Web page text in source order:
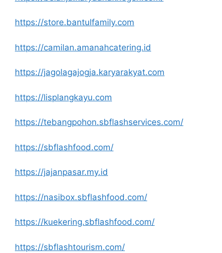
https://store.bantulfamily.com
https://camilan.amanahcatering.id
https://jagolagajogja.karyarakyat.com
https://lisplangkayu.com
https://tebangpohon.sbflashservices.com/
https://sbflashfood.com/
https://jajanpasar.my.id
https://nasibox.sbflashfood.com/
https://kuekering.sbflashfood.com/
https://sbflashtourism.com/